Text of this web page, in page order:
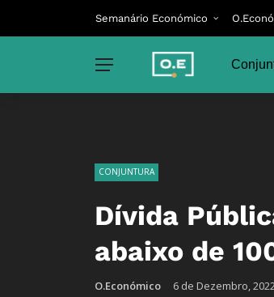
Semanário Económico
CONJUNTURA
Dívida
abaixo de
O.Económico 6 de Dezembro,